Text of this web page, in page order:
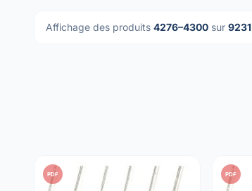
Affichage des produits 4276–4300 sur 9231
PDF PDF